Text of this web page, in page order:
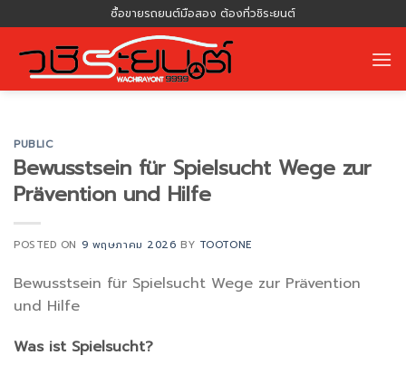
to
content
ซื้อขายรถยนต์มือสอง ต้องที่วชิระยนต์
PUBLIC
Bewusstsein für Spielsucht Wege zur
Prävention und Hilfe
POSTED ON 9 พฤษภาคม 2026 BY TOOTONE
Bewusstsein für Spielsucht Wege zur Prävention
und Hilfe
Was ist Spielsucht?